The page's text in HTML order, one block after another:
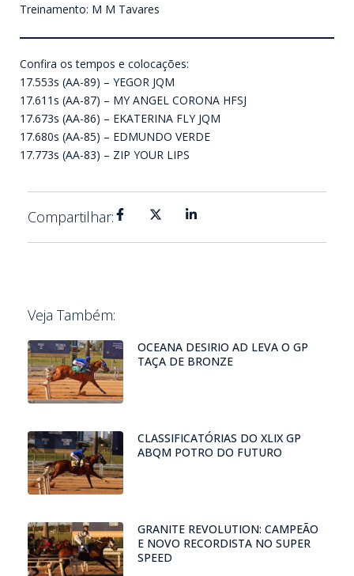
Treinamento: M M Tavares
Confira os tempos e colocações:
17.553s (AA-89) – YEGOR JQM
17.611s (AA-87) – MY ANGEL CORONA HFSJ
17.673s (AA-86) – EKATERINA FLY JQM
17.680s (AA-85) – EDMUNDO VERDE
17.773s (AA-83) – ZIP YOUR LIPS
Compartilhar:
Veja Também:
OCEANA DESIRIO AD LEVA O GP
TAÇA DE BRONZE
CLASSIFICATÓRIAS DO XLIX GP
ABQM POTRO DO FUTURO
GRANITE REVOLUTION: CAMPEÃO
E NOVO RECORDISTA NO SUPER
SPEED